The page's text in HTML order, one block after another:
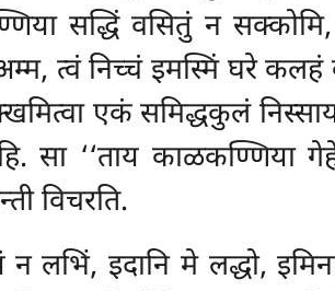
सद्धिं वसितुं न
त्वं निच्चं इमस्मिं घरे कलहं
एकं समिद्धकुलं
सा ‘‘ताय काळकण्णिया
विचरति.
लभिं, इदानि मे लद्धो,